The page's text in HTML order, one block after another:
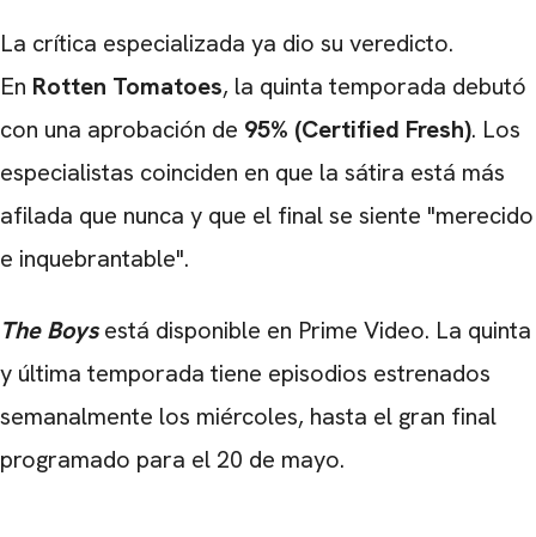
La crítica especializada ya dio su veredicto.
En Rotten Tomatoes, la quinta temporada debutó
con una aprobación de 95% (Certified Fresh). Los
especialistas coinciden en que la sátira está más
afilada que nunca y que el final se siente "merecido
e inquebrantable".
The Boysestá disponible en Prime Video. La quinta
y última temporada tiene episodios estrenados
semanalmente los miércoles, hasta el gran final
programado para el 20 de mayo.